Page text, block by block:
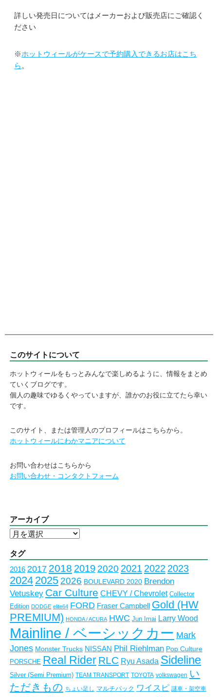
詳しい発売日についてはメーカーおよび販売店にご確認く
ださい
※ホットウィールがケースで予約購入できるお店はこち
ら 。
このサイトについて
ホットウィールをもっとみんなで楽しめるように、情報をまとめ
ていくブログです。
個人の趣味でゆるくやっていますが、誰かのお役に立てたら幸い
です。
このサイト、または管理人のプロフィールはこちらから。
ホットウィールにわかマニアについて
お問い合わせはこちらから
お問い合わせ・コンタクトフォーム
アーカイブ
ア
カ
ブ
タグ
2016 2017 2018 2019 2020 2021 2022 2023
2024 2025 2026 BOULEVARD 2020 Brendon
Vetuskey Car Culture CHEVY / Chevrolet Collector
Edition DODGE elite64 FORD Fraser Campbell
Gold (HW
PREMIUM) HONDA / ACURA HWC Jun Imai Larry Wood
Mainline / ベーシックカー Mark
Jones Monster Trucks NISSAN Phil Riehlman Pop Culture
PORSCHE Real Rider RLC Ryu Asada Sideline
Silver (Semi Premium) TEAM TRANSPORT TOYOTA volkswagen い
ただきもの ちょい足し マルチパック ワイスピ 謎車・架空車